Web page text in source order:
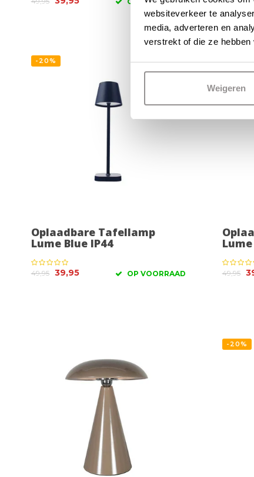
websiteverkeer te
media, adverteren en
verstrekt of die ze
Weigeren
39,99
-20%
Oplaadbare Tafellamp
Lume Blue IP44
49,95 39,95 OP VOORRAAD
-20%
49,95
-20%